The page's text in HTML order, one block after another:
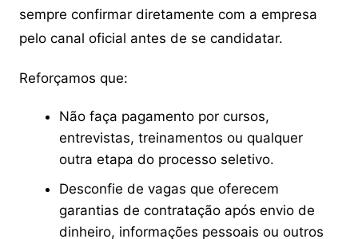
sempre confirmar diretamente com a empresa
pelo canal oficial antes de se candidatar.
Reforçamos que:
Não faça pagamento por cursos,
entrevistas, treinamentos ou qualquer
outra etapa do processo seletivo.
Desconfie de vagas que oferecem
garantias de contratação após envio de
dinheiro, informações pessoais ou outros